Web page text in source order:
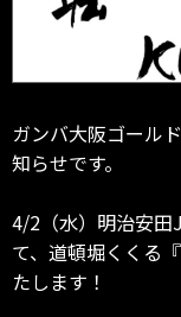
ガンバ大阪ゴール
知らせです。
4/2（水）明治安田
て、道頓堀くくる
たします！